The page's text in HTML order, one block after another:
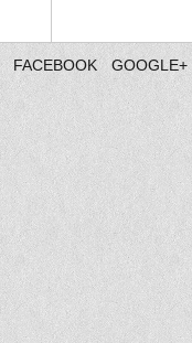
FACEBOOK GOOGLE+